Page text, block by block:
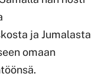
ja Jumalasta
omaan